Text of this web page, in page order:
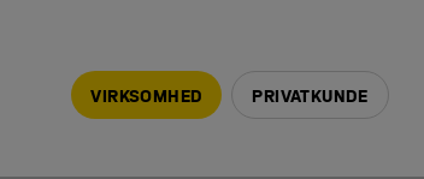
VIRKSOMHED PRIVATKUNDE